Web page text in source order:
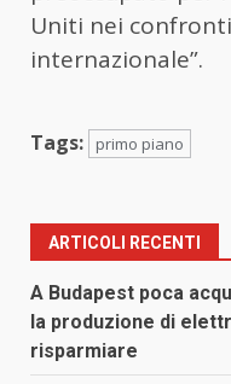
Uniti nei
internazionale”.
Tags: primo piano
ARTICOLI RECENTI
A Budapest poca
la produzione di
risparmiare